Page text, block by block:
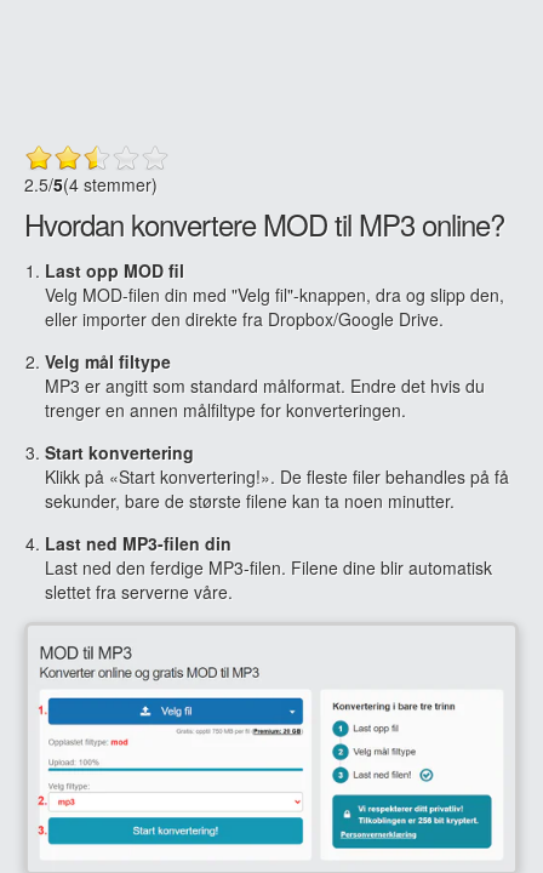
2.5/5(4 stemmer)
Hvordan konvertere MOD til MP3 online?
Last opp MOD fil
Velg MOD-filen din med "Velg fil"-knappen, dra og slipp den,
eller importer den direkte fra Dropbox/Google Drive.
Velg mål filtype
MP3 er angitt som standard målformat. Endre det hvis du
trenger en annen målfiltype for konverteringen.
Start konvertering
Klikk på «Start konvertering!». De fleste filer behandles på få
sekunder, bare de største filene kan ta noen minutter.
Last ned MP3-filen din
Last ned den ferdige MP3-filen. Filene dine blir automatisk
slettet fra serverne våre.